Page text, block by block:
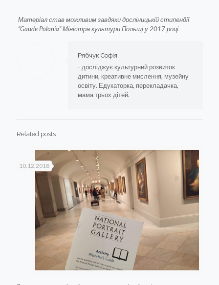
Матеріал став можливим завдяки досліницькій стипендії
“Gaude Polonia” Міністра культури Польщі у 2017 році
Рябчук Софія
- досліджує культурний розвиток
дитини, креативне мислення, музейну
освіту. Едукаторка, перекладачка,
мама трьох дітей.
Related posts
10.12.2018